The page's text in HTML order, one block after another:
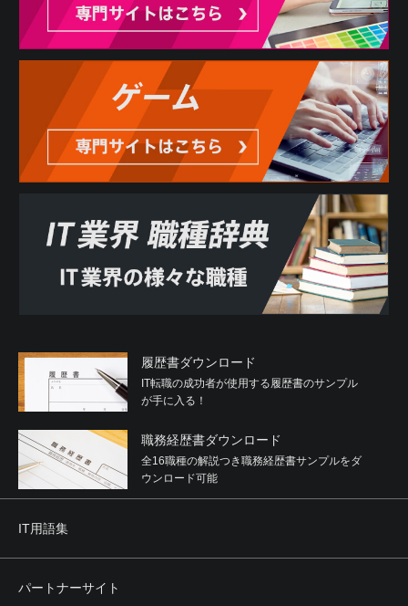
履歴書ダウンロード
IT転職の成功者が使用する履歴書のサンプル
が手に入る！
職務経歴書ダウンロード
全16職種の解説つき職務経歴書サンプルをダ
ウンロード可能
IT用語集
パートナーサイト